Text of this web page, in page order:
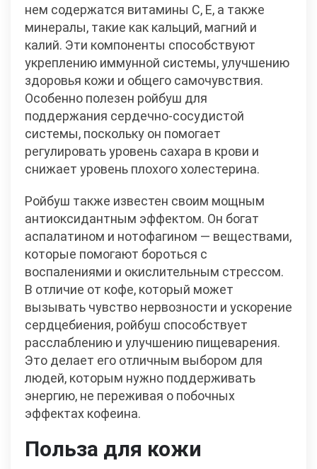
нем содержатся витамины C, E, а также
минералы, такие как кальций, магний и
калий. Эти компоненты способствуют
укреплению иммунной системы, улучшению
здоровья кожи и общего самочувствия.
Особенно полезен ройбуш для
поддержания сердечно-сосудистой
системы, поскольку он помогает
регулировать уровень сахара в крови и
снижает уровень плохого холестерина.
Ройбуш также известен своим мощным
антиоксидантным эффектом. Он богат
аспалатином и нотофагином — веществами,
которые помогают бороться с
воспалениями и окислительным стрессом.
В отличие от кофе, который может
вызывать чувство нервозности и ускорение
сердцебиения, ройбуш способствует
расслаблению и улучшению пищеварения.
Это делает его отличным выбором для
людей, которым нужно поддерживать
энергию, не переживая о побочных
эффектах кофеина.
Польза для кожи